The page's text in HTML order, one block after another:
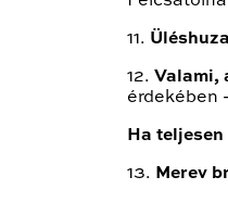
11.
12. Valami,
érdekében
Ha
13. Merev